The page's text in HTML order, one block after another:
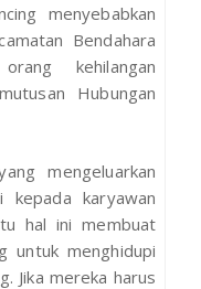
menyebabkan
Bendahara
kehilangan
Hubungan
mengeluarkan
kepada karyawan
hal ini membuat
untuk menghidupi
Jika mereka harus